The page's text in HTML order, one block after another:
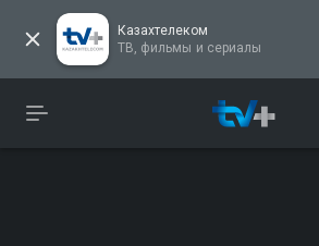
Казахтелеком
ТВ, фильмы и сериалы